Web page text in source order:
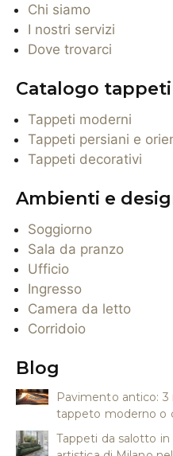
Chi siamo
I nostri servizi
Dove trovarci
Catalogo tappeti
Tappeti moderni
Tappeti persiani e
Tappeti decorativi
Ambienti e
Soggiorno
Sala da pranzo
Ufficio
Ingresso
Camera da letto
Corridoio
Blog
Pavimento antico: 3
tappeto moderno o
Tappeti da salotto in